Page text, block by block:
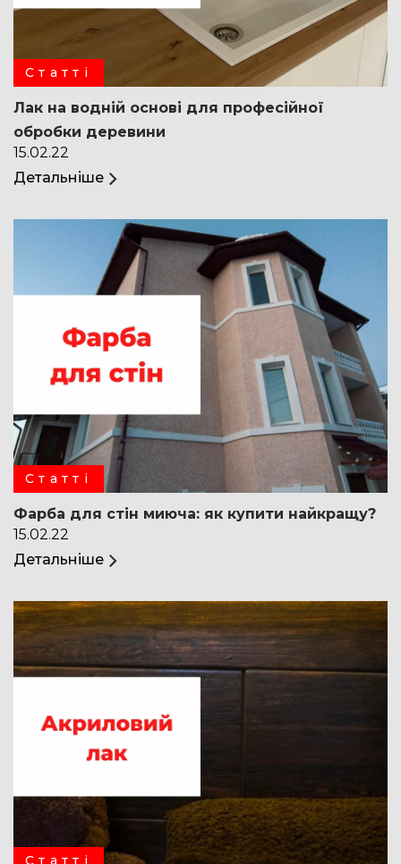
Статті
Лак на водній основі для професійної
обробки деревини
15.02.22
Детальніше
Статті
Фарба для стін миюча: як купити найкращу?
15.02.22
Детальніше
Статті